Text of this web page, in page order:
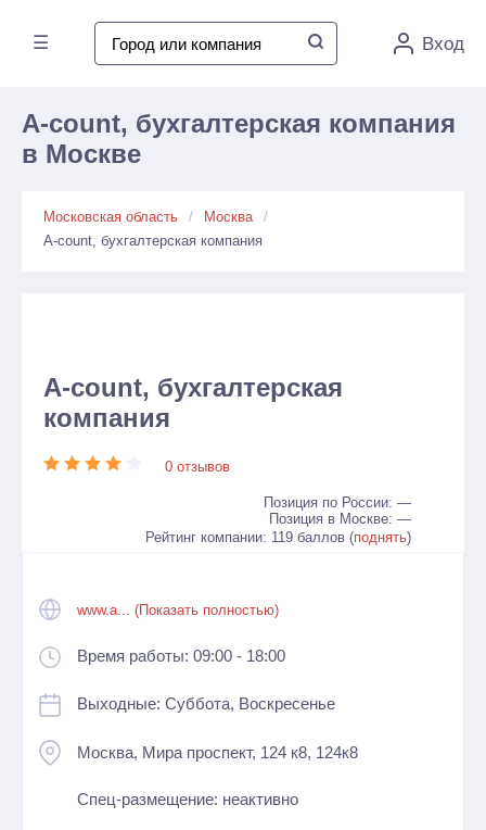
☰ Вход
A-count, бухгалтерская компания
в Москве
Московская область
Москва
A-count, бухгалтерская компания
A-count, бухгалтерская
компания
0 отзывов
Позиция по России: —
Позиция в Москве: —
Рейтинг компании: 119 баллов (поднять)
www.a... (Показать полностью)
Время работы: 09:00 - 18:00
Выходные: Суббота, Воскресенье
Москва, Мира проспект, 124 к8, 124к8
Спец-размещение: неактивно